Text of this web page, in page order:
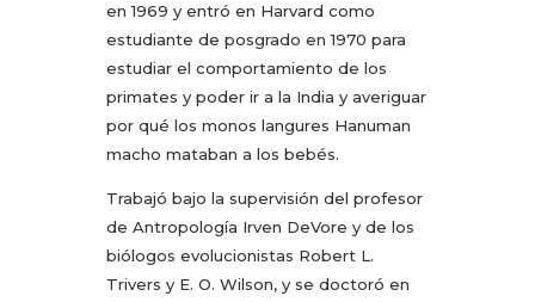
en 1969 y entró en Harvard como
estudiante de posgrado en 1970 para
estudiar el comportamiento de los
primates y poder ir a la India y averiguar
por qué los monos langures Hanuman
macho mataban a los bebés.
Trabajó bajo la supervisión del profesor
de Antropología Irven DeVore y de los
biólogos evolucionistas Robert L.
Trivers y E. O. Wilson, y se doctoró en